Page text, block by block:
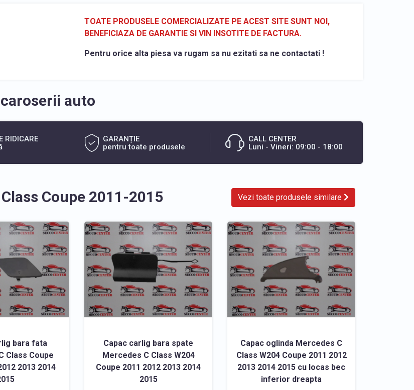
TOATE PRODUSELE COMERCIALIZATE PE ACEST SITE SUNT NOI,
BENEFICIAZA DE GARANTIE SI VIN INSOTITE DE FACTURA.
Pentru orice alta piesa va rugam sa nu ezitati sa ne contactati !
caroserii auto
RIDICARE
GARANȚIE
pentru toate produsele
CALL CENTER
Luni - Vineri: 09:00 - 18:00
Coupe 2011-2015 Vezi toate produsele similare
bara fata
Class Coupe
2013 2014
Capac carlig bara spate
Mercedes C Class W204
Coupe 2011 2012 2013 2014
2015
Capac oglinda Mercedes C
Class W204 Coupe 2011 2012
2013 2014 2015 cu locas bec
inferior dreapta